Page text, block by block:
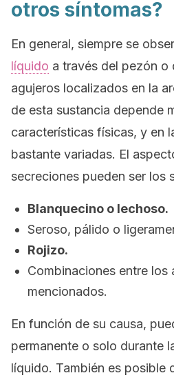
otros síntomas?
En general, siempre se
líquido a través del pezón o
agujeros localizados en la
de esta sustancia depende
características físicas, y en
bastante variadas. El
secreciones pueden ser los
Blanquecino o lechoso.
Seroso, pálido o
Rojizo.
Combinaciones entre los
mencionados.
En función de su causa,
permanente o solo durante
líquido. También es posible